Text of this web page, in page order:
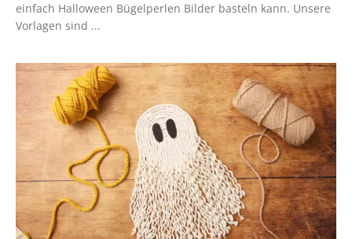
einfach Halloween Bügelperlen Bilder basteln kann. Unsere
Vorlagen sind ...